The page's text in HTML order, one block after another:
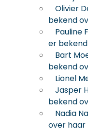
Olivier
bekend
Pauline
er
Bart
bekend
Lionel
Jasper
bekend
Nadia
over